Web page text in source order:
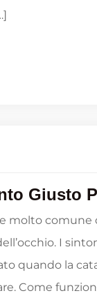
Giusto
molto comune
I
quando la
Come